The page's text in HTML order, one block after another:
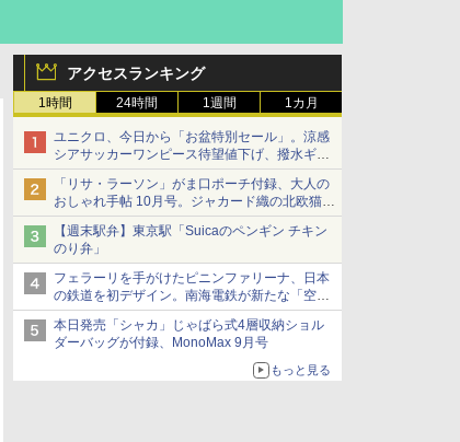
アクセスランキング
1時間 24時間 1週間 1カ月
ユニクロ、今日から「お盆特別セール」。涼感
シアサッカーワンピース待望値下げ、撥水ギア
ショーツは1990円に
「リサ・ラーソン」がま口ポーチ付録、大人の
おしゃれ手帖 10月号。ジャカード織の北欧猫デ
ザイン
【週末駅弁】東京駅「Suicaのペンギン チキン
のり弁」
フェラーリを手がけたピニンファリーナ、日本
の鉄道を初デザイン。南海電鉄が新たな「空港
特急」をなにわ筋線へ導入
本日発売「シャカ」じゃばら式4層収納ショル
ダーバッグが付録、MonoMax 9月号
もっと見る